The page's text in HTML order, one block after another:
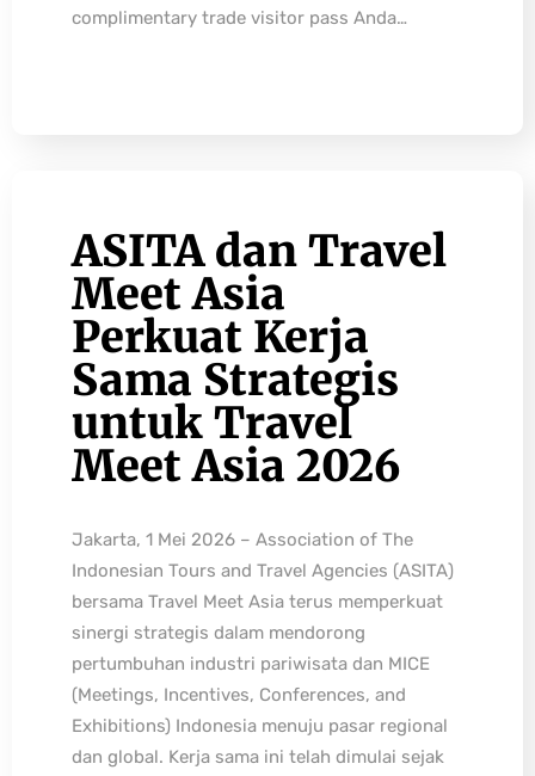
complimentary trade visitor pass Anda…
ASITA dan Travel
Meet Asia
Perkuat Kerja
Sama Strategis
untuk Travel
Meet Asia 2026
Jakarta, 1 Mei 2026 – Association of The
Indonesian Tours and Travel Agencies (ASITA)
bersama Travel Meet Asia terus memperkuat
sinergi strategis dalam mendorong
pertumbuhan industri pariwisata dan MICE
(Meetings, Incentives, Conferences, and
Exhibitions) Indonesia menuju pasar regional
dan global. Kerja sama ini telah dimulai sejak